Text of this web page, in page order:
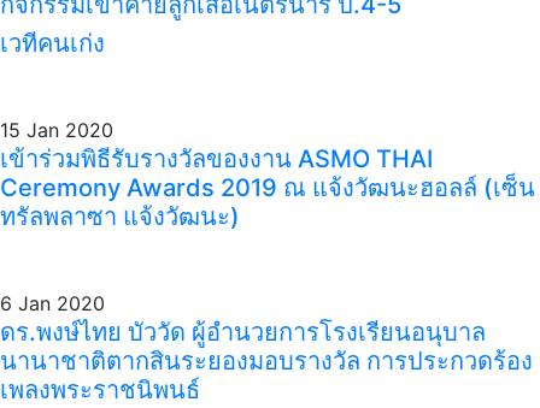
เวทีคนเก่ง
15 Jan 2020
เข้าร่วมพิธีรับรางวัลของงาน ASMO THAI
Ceremony Awards 2019 ณ แจ้งวัฒนะฮอลล์ (เซ็น
ทรัลพลาซา แจ้งวัฒนะ)
6 Jan 2020
ดร.พงษ์ไทย บัววัด ผู้อำนวยการโรงเรียนอนุบาล
นานาชาติตากสินระยองมอบรางวัล การประกวดร้อง
เพลงพระราชนิพนธ์